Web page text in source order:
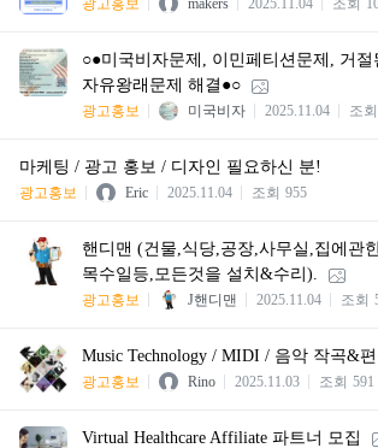
광고홍보 makers 2025.11.04 조회
○●미국비자문제, 이민페티션문제, 거절
자유왕래문제 해결●○
광고홍보 미국비자 2025.11.04 조회
마케팅 / 광고 홍보 / 디자인 필요하신 분!
광고홍보 Eric 2025.11.04 조회 955
핸디맨 (건물,식당,공장,사무실,집에관
목수일등,모든것을 설치&수리).
광고홍보 J핸디맨 2025.11.04 조회
Music Technology / MIDI / 음악 작곡&
광고홍보 Rino 2025.11.03 조회 591
Virtual Healthcare Affiliate 파트너 모집